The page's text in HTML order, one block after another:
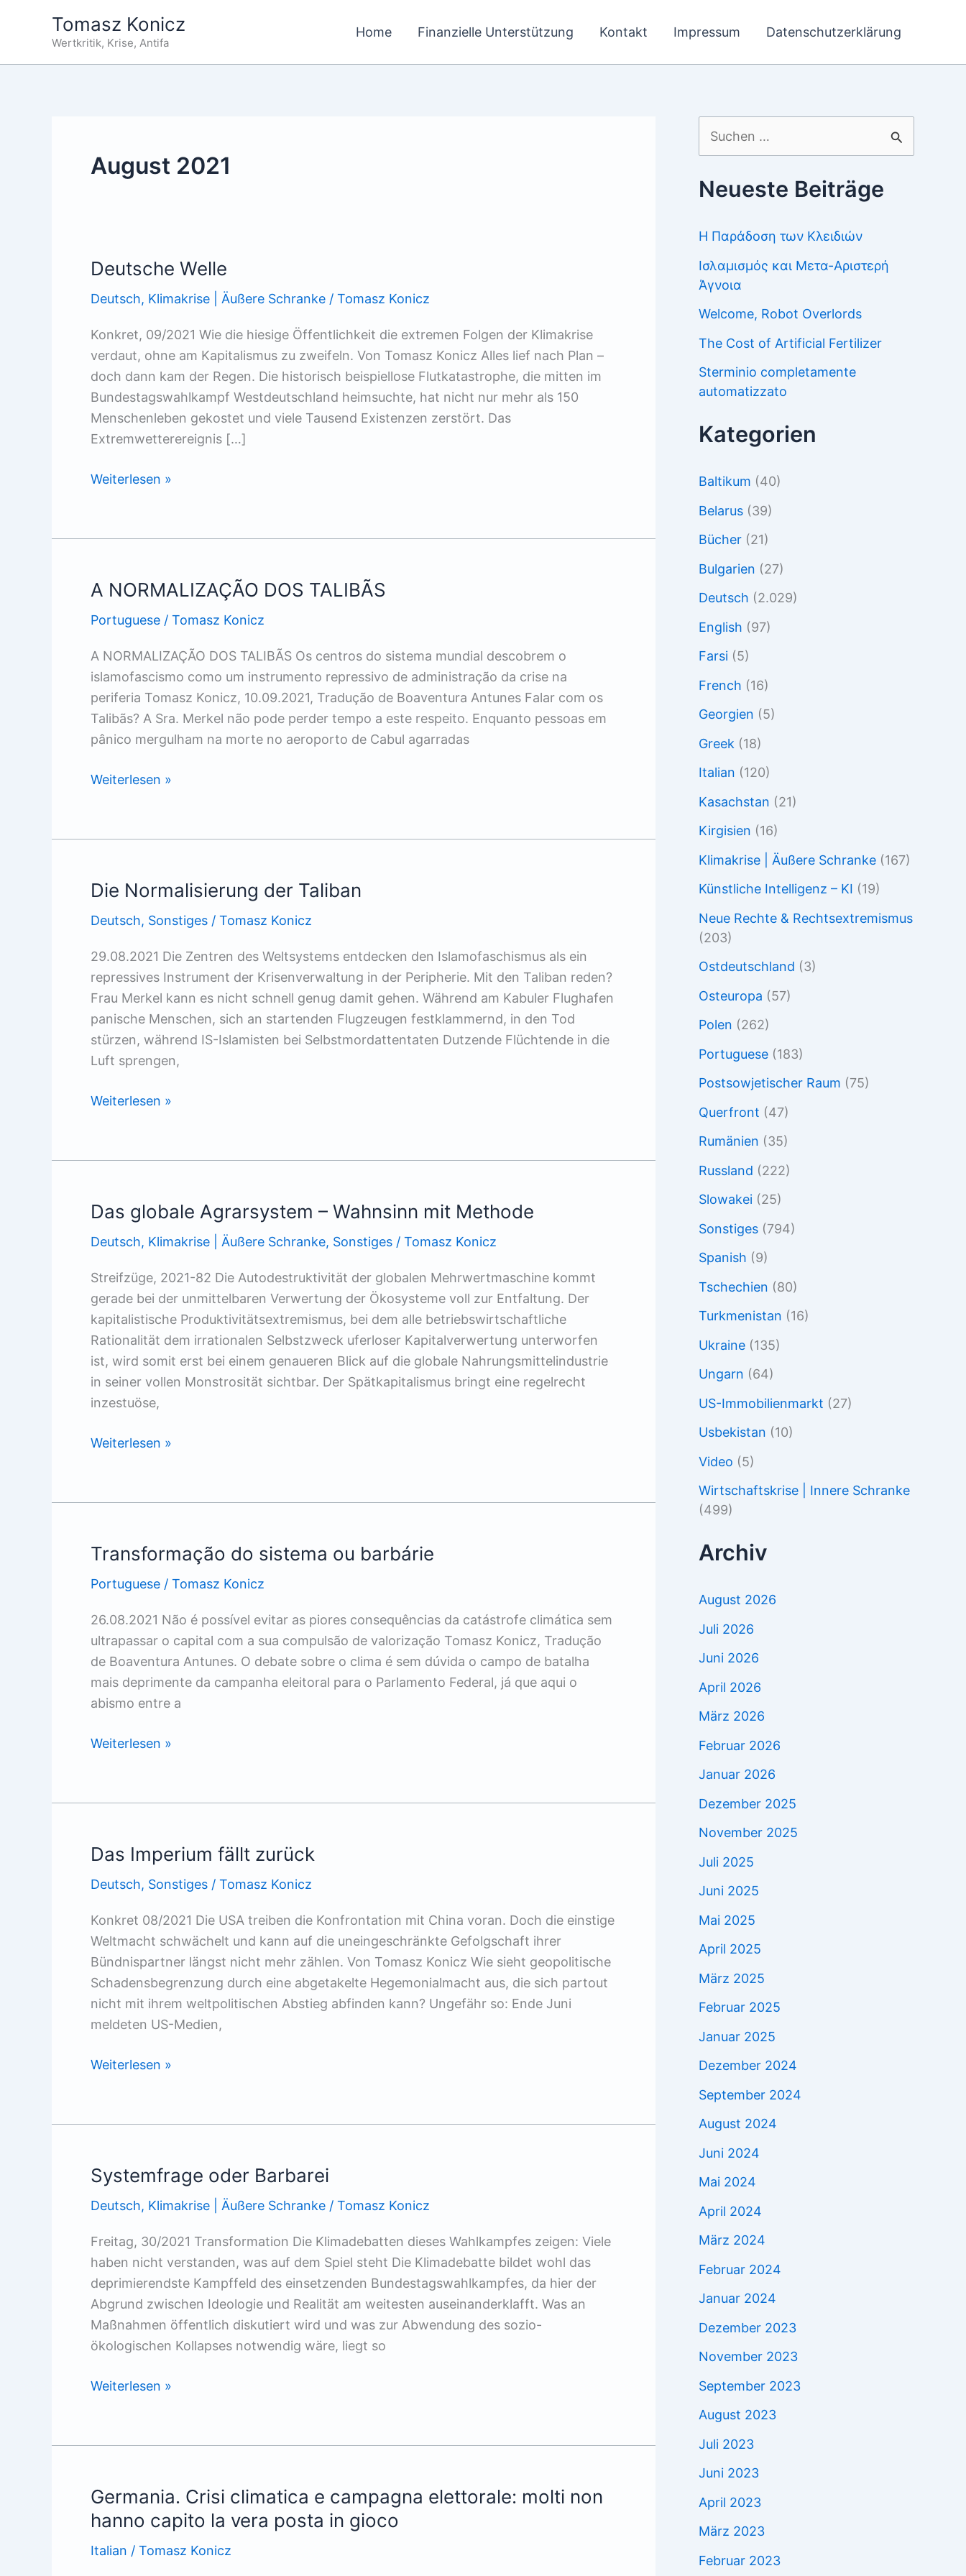
Tomasz Konicz
Wertkritik, Krise, Antifa
Home Finanzielle Unterstützung Kontakt Impressum Datenschutzerklärung
August 2021
Deutsche Welle
Deutsch, Klimakrise | Äußere Schranke / Tomasz Konicz
Konkret, 09/2021 Wie die hiesige Öffentlichkeit die extremen Folgen der Klimakrise
verdaut, ohne am Kapitalismus zu zweifeln. Von Tomasz Konicz Alles lief nach Plan –
doch dann kam der Regen. Die historisch beispiellose Flutkatastrophe, die mitten im
Bundestagswahlkampf Westdeutschland heimsuchte, hat nicht nur mehr als 150
Menschenleben gekostet und viele Tausend Existenzen zerstört. Das
Extremwetterereignis […]
Deutsche
Weiterlesen »
A NORMALIZAÇÃO DOS TALIBÃS
Portuguese / Tomasz Konicz
A NORMALIZAÇÃO DOS TALIBÃS Os centros do sistema mundial descobrem o
islamofascismo como um instrumento repressivo de administração da crise na
periferia Tomasz Konicz, 10.09.2021, Tradução de Boaventura Antunes Falar com os
Talibãs? A Sra. Merkel não pode perder tempo a este respeito. Enquanto pessoas em
pânico mergulham na morte no aeroporto de Cabul agarradas
A
TALIBÃS
Weiterlesen »
Die Normalisierung der Taliban
Deutsch, Sonstiges / Tomasz Konicz
29.08.2021 Die Zentren des Weltsystems entdecken den Islamofaschismus als ein
repressives Instrument der Krisenverwaltung in der Peripherie. Mit den Taliban reden?
Frau Merkel kann es nicht schnell genug damit gehen. Während am Kabuler Flughafen
panische Menschen, sich an startenden Flugzeugen festklammernd, in den Tod
stürzen, während IS-Islamisten bei Selbstmordattentaten Dutzende Flüchtende in die
Luft sprengen,
Die
Taliban
Weiterlesen »
Das globale Agrarsystem – Wahnsinn mit Methode
Deutsch, Klimakrise | Äußere Schranke, Sonstiges / Tomasz Konicz
Streifzüge, 2021-82 Die Autodestruktivität der globalen Mehrwertmaschine kommt
gerade bei der unmittelbaren Verwertung der Ökosysteme voll zur Entfaltung. Der
kapitalistische Produktivitätsextremismus, bei dem alle betriebswirtschaftliche
Rationalität dem irrationalen Selbstzweck uferloser Kapitalverwertung unterworfen
ist, wird somit erst bei einem genaueren Blick auf die globale Nahrungsmittelindustrie
in seiner vollen Monstrosität sichtbar. Der Spätkapitalismus bringt eine regelrecht
inzestuöse,
Das
–
mit
Weiterlesen »
Transformação do sistema ou barbárie
Portuguese / Tomasz Konicz
26.08.2021 Não é possível evitar as piores consequências da catástrofe climática sem
ultrapassar o capital com a sua compulsão de valorização Tomasz Konicz, Tradução
de Boaventura Antunes. O debate sobre o clima é sem dúvida o campo de batalha
mais deprimente da campanha eleitoral para o Parlamento Federal, já que aqui o
abismo entre a
Transformação
ou
Weiterlesen »
Das Imperium fällt zurück
Deutsch, Sonstiges / Tomasz Konicz
Konkret 08/2021 Die USA treiben die Konfrontation mit China voran. Doch die einstige
Weltmacht schwächelt und kann auf die uneingeschränkte Gefolgschaft ihrer
Bündnispartner längst nicht mehr zählen. Von Tomasz Konicz Wie sieht geopolitische
Schadensbegrenzung durch eine abgetakelte Hegemonialmacht aus, die sich partout
nicht mit ihrem weltpolitischen Abstieg abfinden kann? Ungefähr so: Ende Juni
meldeten US-Medien,
Das
zurück
Weiterlesen »
Systemfrage oder Barbarei
Deutsch, Klimakrise | Äußere Schranke / Tomasz Konicz
Freitag, 30/2021 Transformation Die Klimadebatten dieses Wahlkampfes zeigen: Viele
haben nicht verstanden, was auf dem Spiel steht Die Klimadebatte bildet wohl das
deprimierendste Kampffeld des einsetzenden Bundestagswahlkampfes, da hier der
Abgrund zwischen Ideologie und Realität am weitesten auseinanderklafft. Was an
Maßnahmen öffentlich diskutiert wird und was zur Abwendung des sozio-
ökologischen Kollapses notwendig wäre, liegt so
Systemfrage
Weiterlesen »
Germania. Crisi climatica e campagna elettorale: molti non
hanno capito la vera posta in gioco
Italian / Tomasz Konicz
Suchen
nach:
Neueste Beiträge
Η Παράδοση των Κλειδιών
Ισλαμισμός και Μετα-Αριστερή
Άγνοια
Welcome, Robot Overlords
The Cost of Artificial Fertilizer
Sterminio completamente
automatizzato
Kategorien
Baltikum (40)
Belarus (39)
Bücher (21)
Bulgarien (27)
Deutsch (2.029)
English (97)
Farsi (5)
French (16)
Georgien (5)
Greek (18)
Italian (120)
Kasachstan (21)
Kirgisien (16)
Klimakrise | Äußere Schranke (167)
Künstliche Intelligenz – KI (19)
Neue Rechte & Rechtsextremismus
(203)
Ostdeutschland (3)
Osteuropa (57)
Polen (262)
Portuguese (183)
Postsowjetischer Raum (75)
Querfront (47)
Rumänien (35)
Russland (222)
Slowakei (25)
Sonstiges (794)
Spanish (9)
Tschechien (80)
Turkmenistan (16)
Ukraine (135)
Ungarn (64)
US-Immobilienmarkt (27)
Usbekistan (10)
Video (5)
Wirtschaftskrise | Innere Schranke
(499)
Archiv
August 2026
Juli 2026
Juni 2026
April 2026
März 2026
Februar 2026
Januar 2026
Dezember 2025
November 2025
Juli 2025
Juni 2025
Mai 2025
April 2025
März 2025
Februar 2025
Januar 2025
Dezember 2024
September 2024
August 2024
Juni 2024
Mai 2024
April 2024
März 2024
Februar 2024
Januar 2024
Dezember 2023
November 2023
September 2023
August 2023
Juli 2023
Juni 2023
April 2023
März 2023
Februar 2023